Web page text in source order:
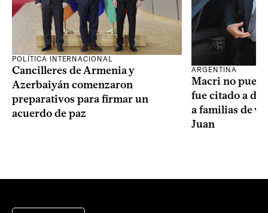
POLÍTICA INTERNACIONAL
Cancilleres de Armenia y
Azerbaiyán comenzaron
preparativos para firmar un
acuerdo de paz
ARGENTINA
Macri no
fue citado a
a familias de
Juan